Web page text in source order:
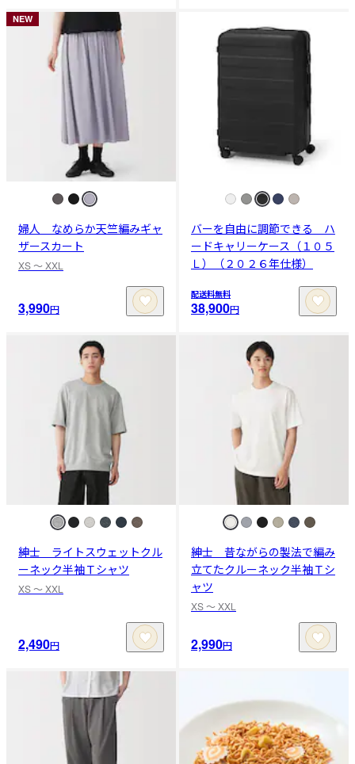
NEW
婦人 なめらか天竺編みギャ
ザースカート
XS 〜 XXL
3,990円
バーを自由に調節できる ハ
ードキャリーケース（１０５
Ｌ）（２０２６年仕様）
配送料無料
38,900円
紳士 ライトスウェットクル
ーネック半袖Ｔシャツ
XS 〜 XXL
2,490円
紳士 昔ながらの製法で編み
立てたクルーネック半袖Ｔシ
ャツ
XS 〜 XXL
2,990円